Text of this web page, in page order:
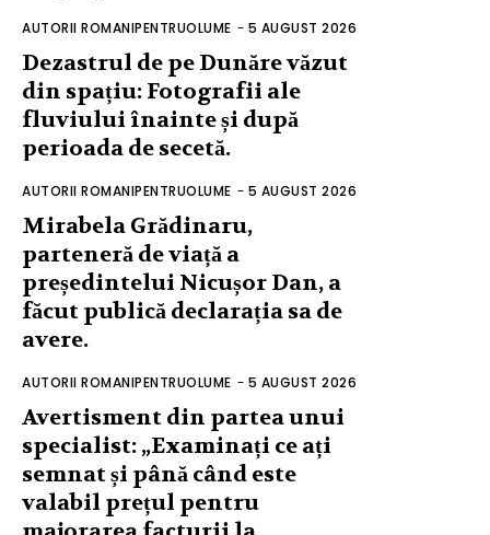
AUTORII ROMANIPENTRUOLUME - 5 AUGUST 2026
Dezastrul de pe Dunăre văzut
din spațiu: Fotografii ale
fluviului înainte și după
perioada de secetă.
AUTORII ROMANIPENTRUOLUME - 5 AUGUST 2026
Mirabela Grădinaru,
parteneră de viață a
președintelui Nicușor Dan, a
făcut publică declarația sa de
avere.
AUTORII ROMANIPENTRUOLUME - 5 AUGUST 2026
Avertisment din partea unui
specialist: „Examinați ce ați
semnat și până când este
valabil prețul pentru